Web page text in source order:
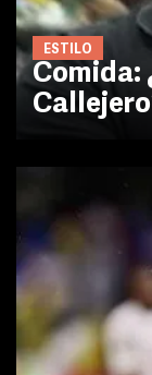
ESTILO
Comida: